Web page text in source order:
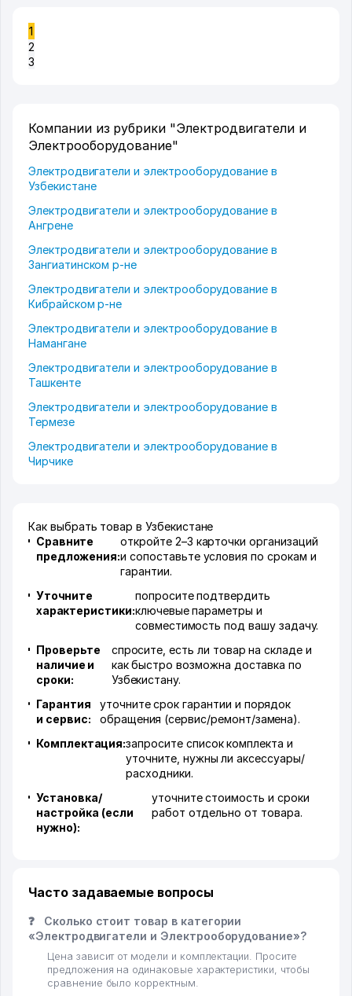
1
2
3
Компании из рубрики "Электродвигатели и
Электрооборудование"
Электродвигатели и электрооборудование в
Узбекистане
Электродвигатели и электрооборудование в
Ангрене
Электродвигатели и электрооборудование в
Зангиатинском р-не
Электродвигатели и электрооборудование в
Кибрайском р-не
Электродвигатели и электрооборудование в
Намангане
Электродвигатели и электрооборудование в
Ташкенте
Электродвигатели и электрооборудование в
Термезе
Электродвигатели и электрооборудование в
Чирчике
Как выбрать товар в Узбекистане
Сравните
предложения:
откройте 2–3 карточки организаций
и сопоставьте условия по срокам и
гарантии.
Уточните
характеристики:
попросите подтвердить
ключевые параметры и
совместимость под вашу задачу.
Проверьте
наличие и
сроки:
спросите, есть ли товар на складе и
как быстро возможна доставка по
Узбекистану.
Гарантия
и сервис:
уточните срок гарантии и порядок
обращения (сервис/ремонт/замена).
Комплектация:запросите список комплекта и
уточните, нужны ли аксессуары/
расходники.
Установка/
настройка (если
нужно):
уточните стоимость и сроки
работ отдельно от товара.
Часто задаваемые вопросы
❓
Сколько стоит товар в категории
«Электродвигатели и Электрооборудование»?
Цена зависит от модели и комплектации. Просите
предложения на одинаковые характеристики, чтобы
сравнение было корректным.